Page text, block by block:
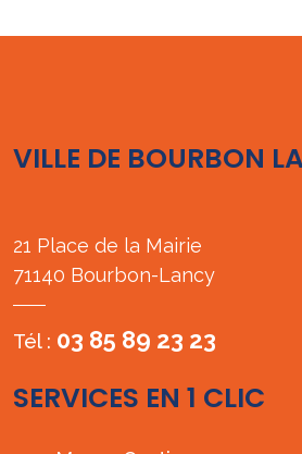
VILLE DE BOURBON
21 Place de la Mairie
71140 Bourbon-Lancy
Tél : 03 85 89 23 23
SERVICES EN 1 CLIC